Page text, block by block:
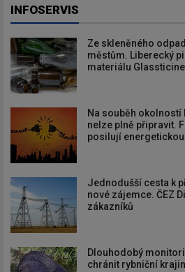
INFOSERVIS
Ze skleněného
městům. Liberecký
materiálu Glassticine
Na souběh
nelze plně připravit.
posilují
Jednodušší cesta k
nové zájemce. ČEZ
zákazníků
Dlouhodobý
chránit rybniční